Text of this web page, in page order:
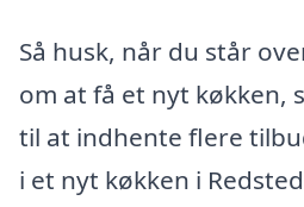
Så husk, når du står
om at få et nyt køkken,
til at indhente flere
i et nyt køkken i